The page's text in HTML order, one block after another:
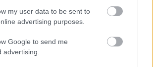
my user data to be sent to
advertising purposes.
Google to send me
advertising.
at Anders Aukland viste
skuffende lørdagen, og at Team
leverte gode løp søndag.